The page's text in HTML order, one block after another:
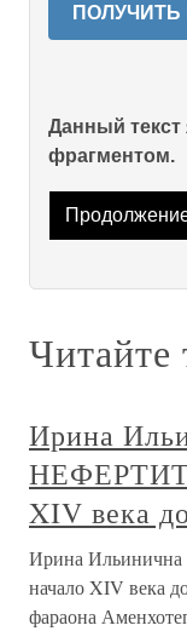
Данный
фрагментом.
Читайте
Ирина
XIV века
Ирина
начало XIV века
фараона